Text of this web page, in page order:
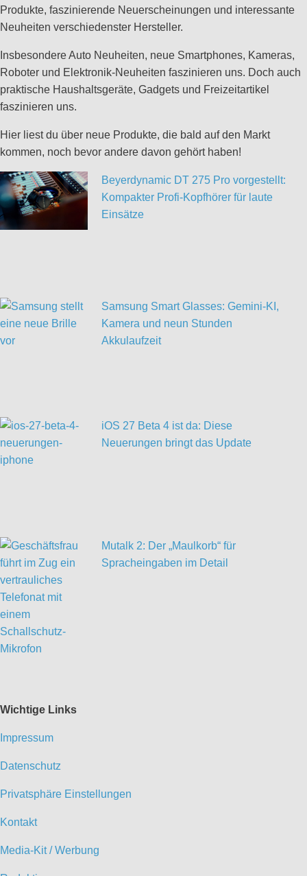
Produkte, faszinierende Neuerscheinungen und interessante
Neuheiten verschiedenster Hersteller.
Insbesondere Auto Neuheiten, neue Smartphones, Kameras,
Roboter und Elektronik-Neuheiten faszinieren uns. Doch auch
praktische Haushaltsgeräte, Gadgets und Freizeitartikel
faszinieren uns.
Hier liest du über neue Produkte, die bald auf den Markt
kommen, noch bevor andere davon gehört haben!
Beyerdynamic DT 275 Pro vorgestellt:
Kompakter Profi-Kopfhörer für laute
Einsätze
Samsung Smart Glasses: Gemini-KI,
Kamera und neun Stunden
Akkulaufzeit
iOS 27 Beta 4 ist da: Diese
Neuerungen bringt das Update
Mutalk 2: Der „Maulkorb“ für
Spracheingaben im Detail
Wichtige Links
Impressum
Datenschutz
Privatsphäre Einstellungen
Kontakt
Media-Kit / Werbung